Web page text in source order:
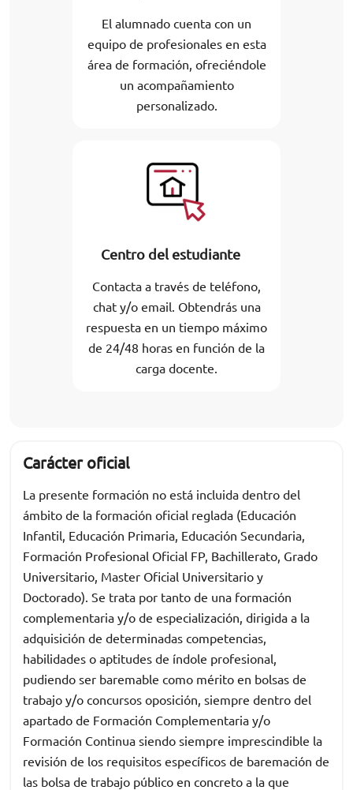
El alumnado cuenta con un
equipo de profesionales en esta
área de formación, ofreciéndole
un acompañamiento
personalizado.
Centro del estudiante
Contacta a través de teléfono,
chat y/o email. Obtendrás una
respuesta en un tiempo máximo
de 24/48 horas en función de la
carga docente.
Carácter oficial
La presente formación no está incluida dentro del
ámbito de la formación oficial reglada (Educación
Infantil, Educación Primaria, Educación Secundaria,
Formación Profesional Oficial FP, Bachillerato, Grado
Universitario, Master Oficial Universitario y
Doctorado). Se trata por tanto de una formación
complementaria y/o de especialización, dirigida a la
adquisición de determinadas competencias,
habilidades o aptitudes de índole profesional,
pudiendo ser baremable como mérito en bolsas de
trabajo y/o concursos oposición, siempre dentro del
apartado de Formación Complementaria y/o
Formación Continua siendo siempre imprescindible la
revisión de los requisitos específicos de baremación de
las bolsa de trabajo público en concreto a la que